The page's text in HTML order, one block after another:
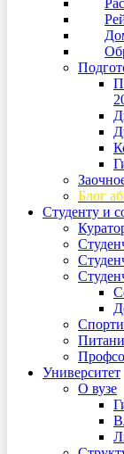
Блог
Студенту и
Университет
О вузе